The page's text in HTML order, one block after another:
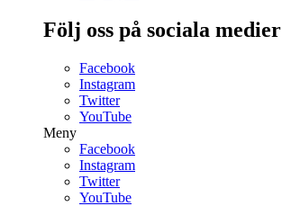
Följ oss på sociala medier
Facebook
Instagram
Twitter
YouTube
Meny
Facebook
Instagram
Twitter
YouTube